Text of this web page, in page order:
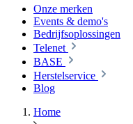
Onze merken
Events & demo's
Bedrijfsoplossingen
Telenet
BASE
Herstelservice
Blog
Home